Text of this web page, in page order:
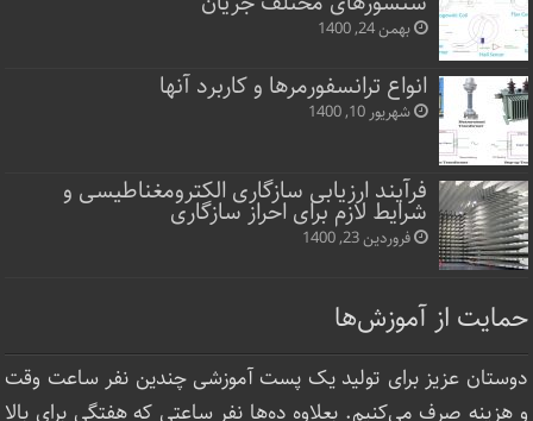
بهمن 24, 1400
انواع ترانسفورمرها و کاربرد آنها
شهریور 10, 1400
فرآیند ارزیابی سازگاری الکترومغناطیسی و
شرایط لازم برای احراز سازگاری
فروردین 23, 1400
حمایت از آموزش‌ها
دوستان عزیز برای تولید یک پست آموزشی چندین نفر ساعت‌ وقت
و هزینه صرف می‌کنیم. بعلاوه ده‌ها نفر ساعتی که هفتگی برای بالا